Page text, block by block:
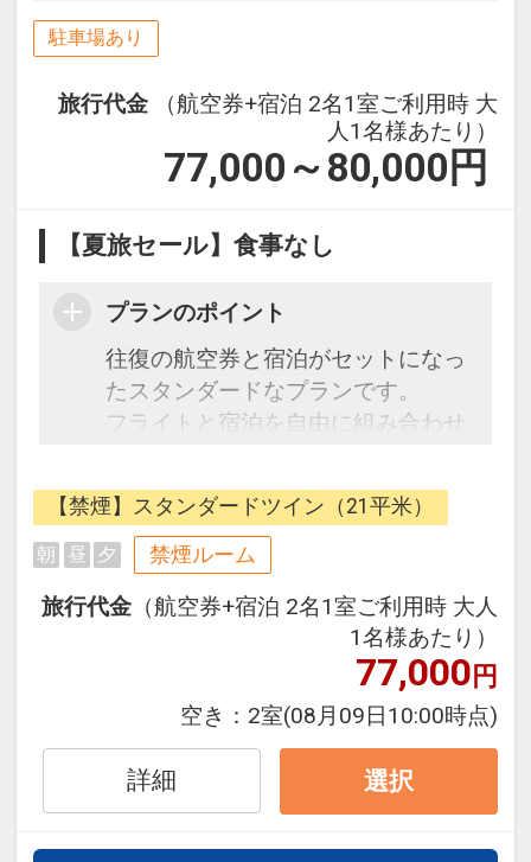
駐車場あり
旅行代金
（航空券+宿泊 2名1室ご利用時 大
人1名様あたり）
77,000～80,000 円
【夏旅セール】食事なし
プランのポイント
往復の航空券と宿泊がセットになっ
たスタンダードなプランです。
フライトと宿泊を自由に組み合わせ
ら、一都市滞在はもちろん周遊旅行
にも最適！
旅行期間中の1泊だけの宿泊や延
泊・飛び泊なども自由自在です。
フライトは、安心のJAL（または
JALグループ）確約！フライトマイ
オプションでレンタカーや現地交
通・体験プランなどの追加（同時予
約）が可能なプランもございます。
【禁煙】スタンダードツイン（21平米）
朝 昼 夕 禁煙ルーム
旅行代金 （航空券+宿泊 2名1室ご利用時 大人
1名様あたり）
77,000円
空き： 2室(08月09日10:00時点)
詳細 選択